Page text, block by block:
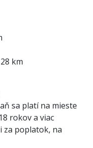
km
sa platí na mieste
rokov a viac
za poplatok, na